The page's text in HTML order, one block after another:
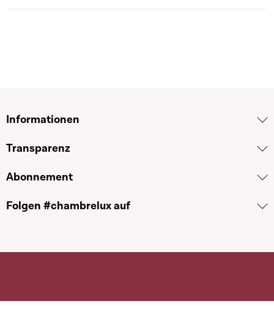
Informationen
Transparenz
Abonnement
Folgen #chambrelux auf